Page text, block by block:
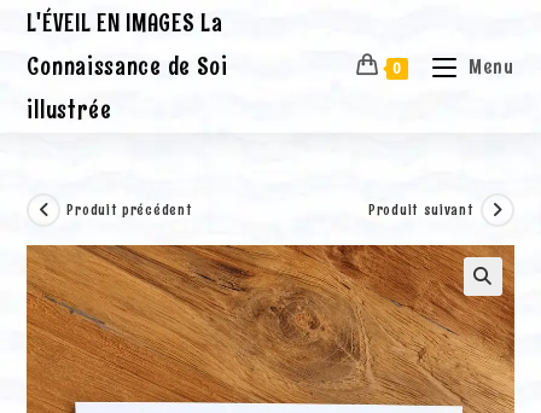
Skip
content
L'ÉVEIL EN IMAGES La
Connaissance de Soi
illustrée
0 Menu
Produit précédent Produit suivant